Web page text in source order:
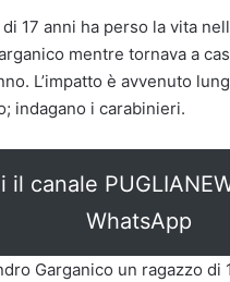
17 anni ha perso la vita
mentre tornava a
L’impatto è avvenuto
indagano i carabinieri.
il canale
WhatsApp
Garganico un ragazzo di